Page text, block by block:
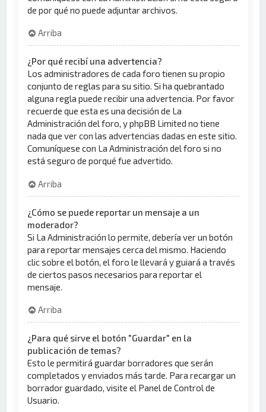
de por qué no puede adjuntar archivos.
Arriba
¿Por qué recibí una advertencia?
Los administradores de cada foro tienen su propio
conjunto de reglas para su sitio. Si ha quebrantado
alguna regla puede recibir una advertencia. Por favor
recuerde que esta es una decisión de La
Administración del foro, y phpBB Limited no tiene
nada que ver con las advertencias dadas en este sitio.
Comuníquese con La Administración del foro si no
está seguro de porqué fue advertido.
Arriba
¿Cómo se puede reportar un mensaje a un
moderador?
Si La Administración lo permite, debería ver un botón
para reportar mensajes cerca del mismo. Haciendo
clic sobre el botón, el foro le llevará y guiará a través
de ciertos pasos necesarios para reportar el
mensaje.
Arriba
¿Para qué sirve el botón "Guardar" en la
publicación de temas?
Esto le permitirá guardar borradores que serán
completados y enviados más tarde. Para recargar un
borrador guardado, visite el Panel de Control de
Usuario.